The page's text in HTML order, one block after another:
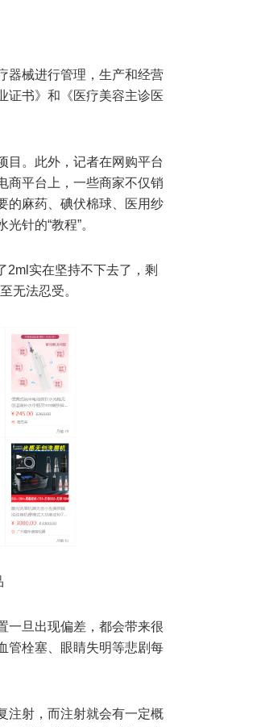
械进行管理，生产和经营
证书》和《医疗美容主诊医
目。此外，记者在网购平台
商平台上，一些商家不仅销
的麻药、碘伏棉球、医用纱
针的“教程”。
2ml实在坚持不下去了，剩
无法忍受。
一旦出现偏差，都会带来很
管栓塞、眼睛失明等悲剧每
注射，而注射就会有一定概